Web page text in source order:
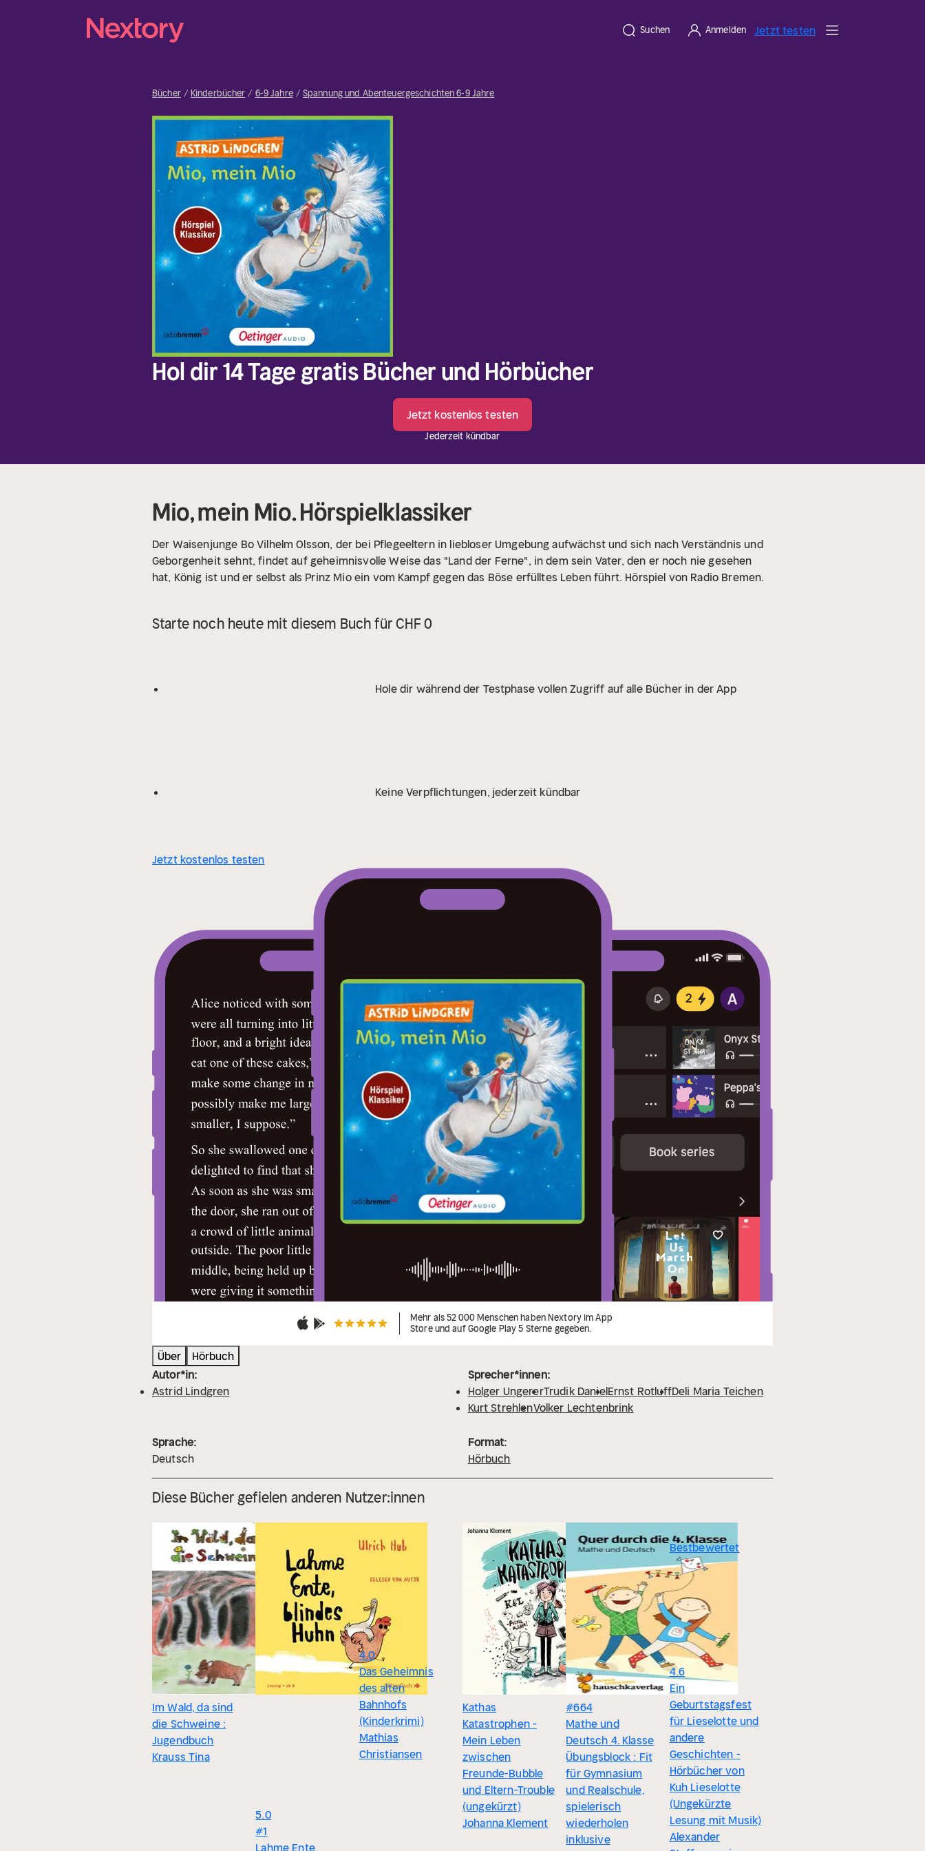
Suchen Anmelden Jetzt testen
Bücher Kinderbücher 6-9 Jahre Spannung und Abenteuergeschichten 6-9 Jahre
Hol dir 14 Tage gratis Bücher und Hörbücher
Jetzt kostenlos testen
Jederzeit kündbar
Mio, mein Mio. Hörspielklassiker
Der Waisenjunge Bo Vilhelm Olsson, der bei Pflegeeltern in liebloser Umgebung aufwächst und sich nach Verständnis und
Geborgenheit sehnt, findet auf geheimnisvolle Weise das "Land der Ferne", in dem sein Vater, den er noch nie gesehen
hat, König ist und er selbst als Prinz Mio ein vom Kampf gegen das Böse erfülltes Leben führt. Hörspiel von Radio Bremen.
Starte noch heute mit diesem Buch für CHF 0
Hole dir während der Testphase vollen Zugriff auf alle Bücher in der App
Keine Verpflichtungen, jederzeit kündbar
Jetzt kostenlos testen
Mehr als 52 000 Menschen haben Nextory im App
Store und auf Google Play 5 Sterne gegeben.
Über
Hörbuch
Autor*in:
Astrid Lindgren
Sprecher*innen:
Holger UngererTrudik DanielErnst RotluffDeli Maria Teichen
Kurt StrehlenVolker Lechtenbrink
Sprache:
Deutsch
Format:
Hörbuch
Diese Bücher gefielen anderen Nutzer:innen
Im Wald, da sind
die Schweine :
Jugendbuch
Krauss Tina
5.0
#1
Lahme Ente,
4.0
Das Geheimnis
des alten
Bahnhofs
(Kinderkrimi)
Mathias
Christiansen
Kathas
Katastrophen -
Mein Leben
zwischen
Freunde-Bubble
und Eltern-Trouble
(ungekürzt)
Johanna Klement
#664
Mathe und
Deutsch 4. Klasse
Übungsblock : Fit
für Gymnasium
und Realschule,
spielerisch
wiederholen
inklusive
Bestbewertet
4.6
Ein
Geburtstagsfest
für Lieselotte und
andere
Geschichten -
Hörbücher von
Kuh Lieselotte
(Ungekürzte
Lesung mit Musik)
Alexander